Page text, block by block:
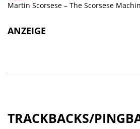
Martin Scorsese – The Scorsese
ANZEIGE
TRACKBACKS/